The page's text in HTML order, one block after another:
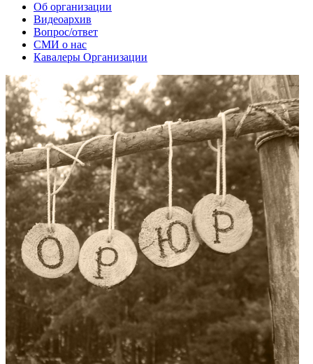
Об организации
Видеоархив
Вопрос/ответ
СМИ о нас
Кавалеры Организации